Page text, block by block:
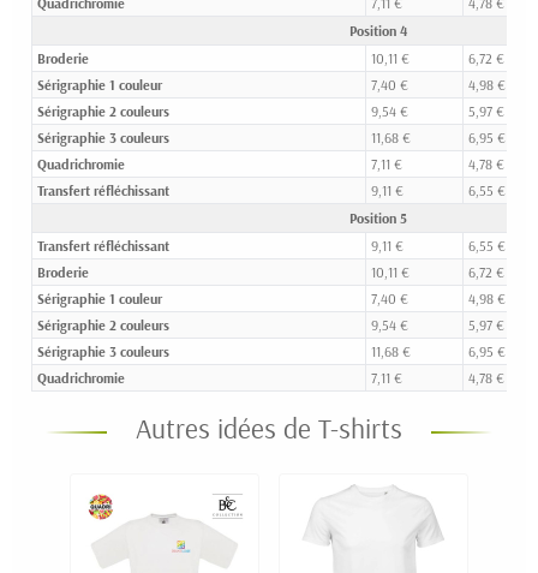
Position 4
Broderie
10,11 €
6,72 €
Sérigraphie 1 couleur
7,40 €
4,98 €
Sérigraphie 2 couleurs
9,54 €
5,97 €
Sérigraphie 3 couleurs
11,68 €
6,95 €
Quadrichromie
7,11 €
4,78 €
Transfert réfléchissant
9,11 €
6,55 €
Position 5
Transfert réfléchissant
9,11 €
6,55 €
Broderie
10,11 €
6,72 €
Sérigraphie 1 couleur
7,40 €
4,98 €
Sérigraphie 2 couleurs
9,54 €
5,97 €
Sérigraphie 3 couleurs
11,68 €
6,95 €
Quadrichromie
7,11 € 4,78 €
Autres idées de T-shirts